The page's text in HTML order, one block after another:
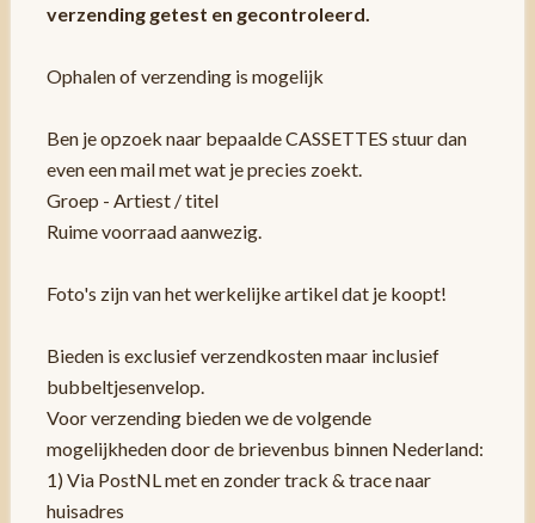
verzending getest en gecontroleerd.
Ophalen of verzending is mogelijk
Ben je opzoek naar bepaalde CASSETTES stuur dan
even een mail met wat je precies zoekt.
Groep - Artiest / titel
Ruime voorraad aanwezig.
Foto's zijn van het werkelijke artikel dat je koopt!
Bieden is exclusief verzendkosten maar inclusief
bubbeltjesenvelop.
Voor verzending bieden we de volgende
mogelijkheden door de brievenbus binnen Nederland:
1) Via PostNL met en zonder track & trace naar
huisadres